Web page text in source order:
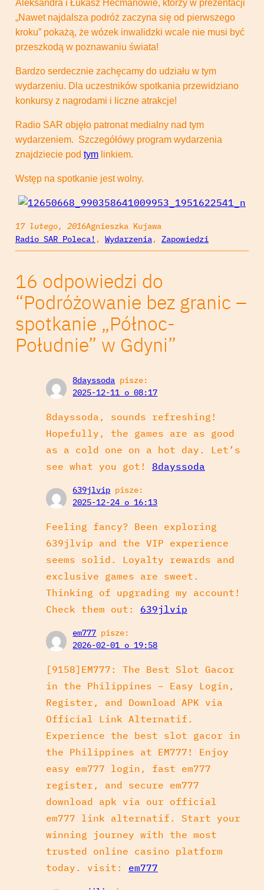
Aleksandra i Łukasz Hećmanowie, którzy w prezentacji
„Nawet najdalsza podróż zaczyna się od pierwszego
kroku” pokażą, że wózek inwalidzki wcale nie musi być
przeszkodą w poznawaniu świata!
Bardzo serdecznie zachęcamy do udziału w tym
wydarzeniu. Dla uczestników spotkania przewidziano
konkursy z nagrodami i liczne atrakcje!
Radio SAR objęło patronat medialny nad tym
wydarzeniem. Szczegółówy program wydarzenia
znajdziecie pod tymlinkiem.
Wstęp na spotkanie jest wolny.
17 lutego, 2016Agnieszka Kujawa
Radio SAR Poleca! , Wydarzenia, Zapowiedzi
16 odpowiedzi do
“Podróżowanie bez granic –
spotkanie „Północ-
Południe” w Gdyni”
8dayssoda pisze:
2025-12-11 o 08:17
8dayssoda, sounds refreshing!
Hopefully, the games are as good
as a cold one on a hot day. Let’s
see what you got! 8dayssoda
639jlvip pisze:
2025-12-24 o 16:13
Feeling fancy? Been exploring
639jlvip and the VIP experience
seems solid. Loyalty rewards and
exclusive games are sweet.
Thinking of upgrading my account!
Check them out: 639jlvip
em777 pisze:
2026-02-01 o 19:58
[9158]EM777: The Best Slot Gacor
in the Philippines – Easy Login,
Register, and Download APK via
Official Link Alternatif.
Experience the best slot gacor in
the Philippines at EM777! Enjoy
easy em777 login, fast em777
register, and secure em777
download apk via our official
em777 link alternatif. Start your
winning journey with the most
trusted online casino platform
today. visit: em777